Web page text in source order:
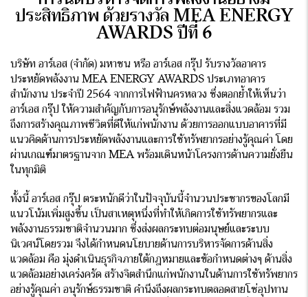
ประสิทธิภาพ ด้วยรางวัล MEA ENERGY
AWARDS ปีที่ 6
บริษัท อาร์เอส (จำกัด) มหาชน หรือ อาร์เอส กรุ๊ป รับรางวัลอาคาร
ประหยัดพลังงาน MEA ENERGY AWARDS ประเภทอาคาร
สำนักงาน ประจำปี 2564 จากการไฟฟ้านครหลวง ซึ่งตอกย้ำให้เห็นว่า
อาร์เอส กรุ๊ป ให้ความสำคัญกับการอนุรักษ์พลังงานและสิ่งแวดล้อม รวม
ถึงการสร้างคุณภาพชีวิตที่ดีให้แก่พนักงาน ด้วยการออกแบบอาคารที่มี
แนวคิดด้านการประหยัดพลังงานและการใช้ทรัพยากรอย่างรู้คุณค่า โดย
ผ่านเกณฑ์มาตรฐานจาก MEA พร้อมเดินหน้าโครงการด้านความยั่งยืน
ในทุกมิติ
ทั้งนี้ อาร์เอส กรุ๊ป ตระหนักดีว่าในปัจจุบันนี้จำนวนประชากรของโลกมี
แนวโน้มเพิ่มสูงขึ้น เป็นสาเหตุหนึ่งที่ทำให้เกิดการใช้ทรัพยากรและ
พลังงานธรรมชาติจำนวนมาก ซึ่งส่งผลกระทบต่อมนุษย์และระบบ
นิเวศน์โดยรวม จึงได้กำหนดนโยบายด้านการบริหารจัดการด้านสิ่ง
แวดล้อม คือ มุ่งดำเนินธุรกิจภายใต้กฎหมายและข้อกำหนดต่างๆ ด้านสิ่ง
แวดล้อมอย่างเคร่งครัด สร้างจิตสำนึกแก่พนักงานในด้านการใช้ทรัพยากร
อย่างรู้คุณค่า อนุรักษ์ธรรมชาติ คำนึงถึงผลกระทบตลอดสายโซ่อุปทาน